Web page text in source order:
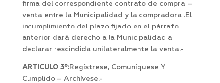
firma del correspondiente contrato de compra –
venta entre la Municipalidad y la compradora .El
incumplimiento del plazo fijado en el párrafo
anterior dará derecho a la Municipalidad a
declarar rescindida unilateralmente la venta.-
ARTICULO 3º:Regístrese, Comuníquese Y
Cumplido – Archívese.-